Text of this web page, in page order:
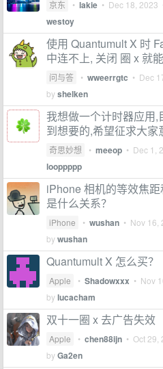
京东 • lakie • Dec 18, 2023
westoy
使用 Quantumult X 时
中连不上, 关闭 圈 x 就
问与答 • wweerrgtc • Dec
byshelken
我想做一个计时器应用,
到想要的,希望征求大家
奇思妙想 • meeop • Dec 1,
looppppp
iPhone 相机的等效焦
是什么关系？
iPhone • wushan • Nov 16,
bywushan
Quantumult X 怎么买？
Apple • Shadowxxx • Nov
bylucacham
双十一圈 x 去广告失效
Apple • chen88ijn • Oct 29,
byGa2en